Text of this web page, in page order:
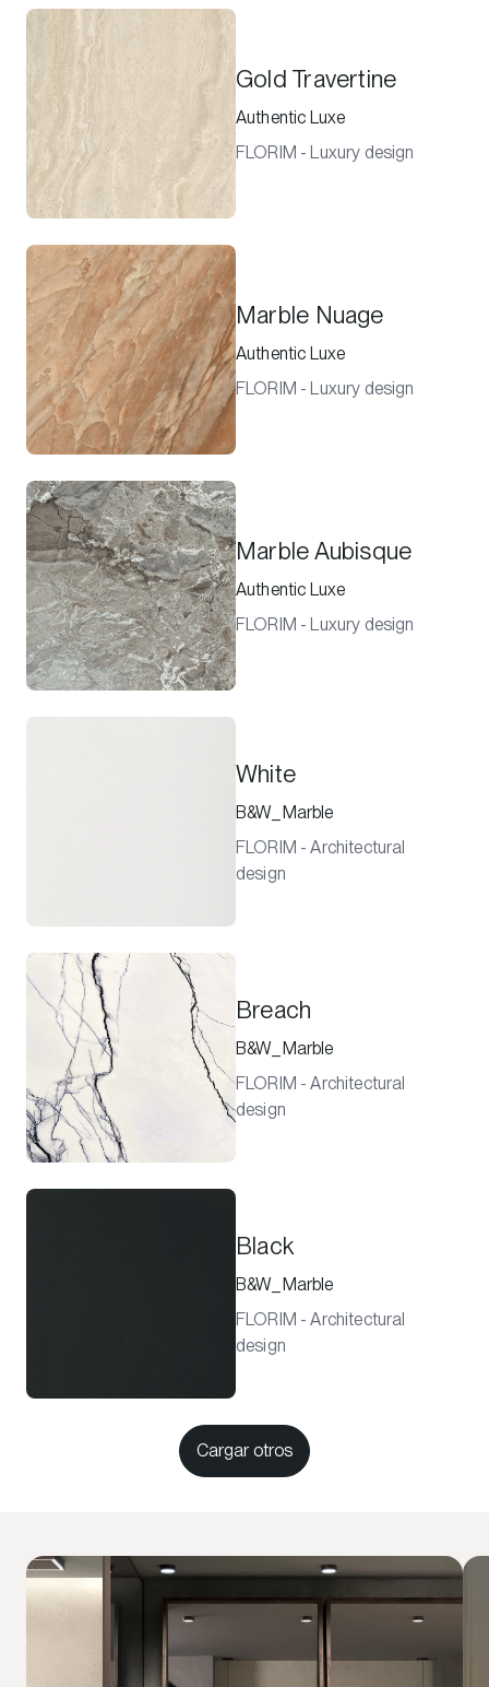
Gold Travertine
Authentic Luxe
FLORIM - Luxury design
Marble Nuage
Authentic Luxe
FLORIM - Luxury design
Marble Aubisque
Authentic Luxe
FLORIM - Luxury design
White
B&W_Marble
FLORIM - Architectural
design
Breach
B&W_Marble
FLORIM - Architectural
design
Black
B&W_Marble
FLORIM - Architectural
design
Cargar otros